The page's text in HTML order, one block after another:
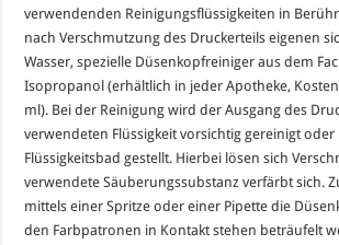
verwendenden Reinigungsflüssigkeiten in
nach Verschmutzung des Druckerteils eigenen
Wasser, spezielle Düsenkopfreiniger aus dem
Isopropanol (erhältlich in jeder Apotheke,
ml). Bei der Reinigung wird der Ausgang des
verwendeten Flüssigkeit vorsichtig gereinigt oder
Flüssigkeitsbad gestellt. Hierbei lösen sich
verwendete Säuberungssubstanz verfärbt sich.
mittels einer Spritze oder einer Pipette die
den Farbpatronen in Kontakt stehen beträufelt